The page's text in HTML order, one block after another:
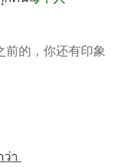
前的，你还有印象
า